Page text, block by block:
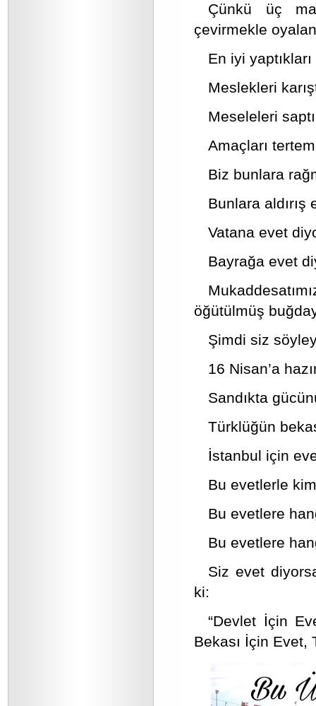
Çünkü üç
çevirmekle
En iyi
Meslekleri
Meseleleri
Amaçları
Biz bunlara
Bunlara
Vatana evet
Bayrağa evet
öğütülmüş
Şimdi siz
16 Nisan’a
Sandıkta
Türklüğün
İstanbul için
Bu evetlerle
Bu evetlere
Bu evetlere
Siz evet
ki:
“Devlet İçin
Bekası İçin Evet,